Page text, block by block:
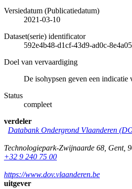
Versiedatum (Publicatiedatum)
2021-03-10
Dataset(serie) identificator
592e4b48-d1cf-43d9-ad0c-
Doel van vervaardiging
De isohypsen geven een
Status
compleet
verdeler
Databank Ondergrond Vlaanderen
Technologiepark-Zwijnaarde 68 Gent,
+32 9 240 75 00
https://www.dov.vlaanderen.be
uitgever